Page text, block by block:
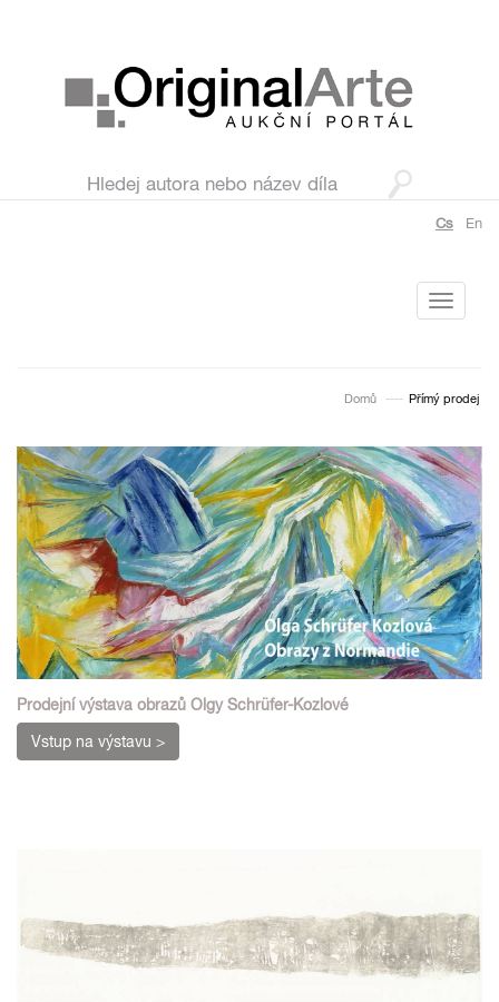
Cs En
Toggle
Domů Přímý prodej
Prodejní výstava obrazů Olgy Schrüfer-Kozlové
Vstup na výstavu >